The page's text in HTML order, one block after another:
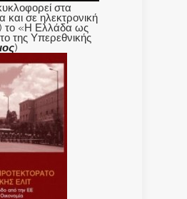
στα
και σε ηλεκτρονική
το «Η Ελλάδα ως
της Υπερεθνικής
)